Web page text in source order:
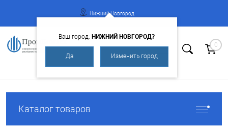
Нижний Новгород
Ваш город: НИЖНИЙ НОВГОРОД?
Да Изменить город
0
Каталог товаров